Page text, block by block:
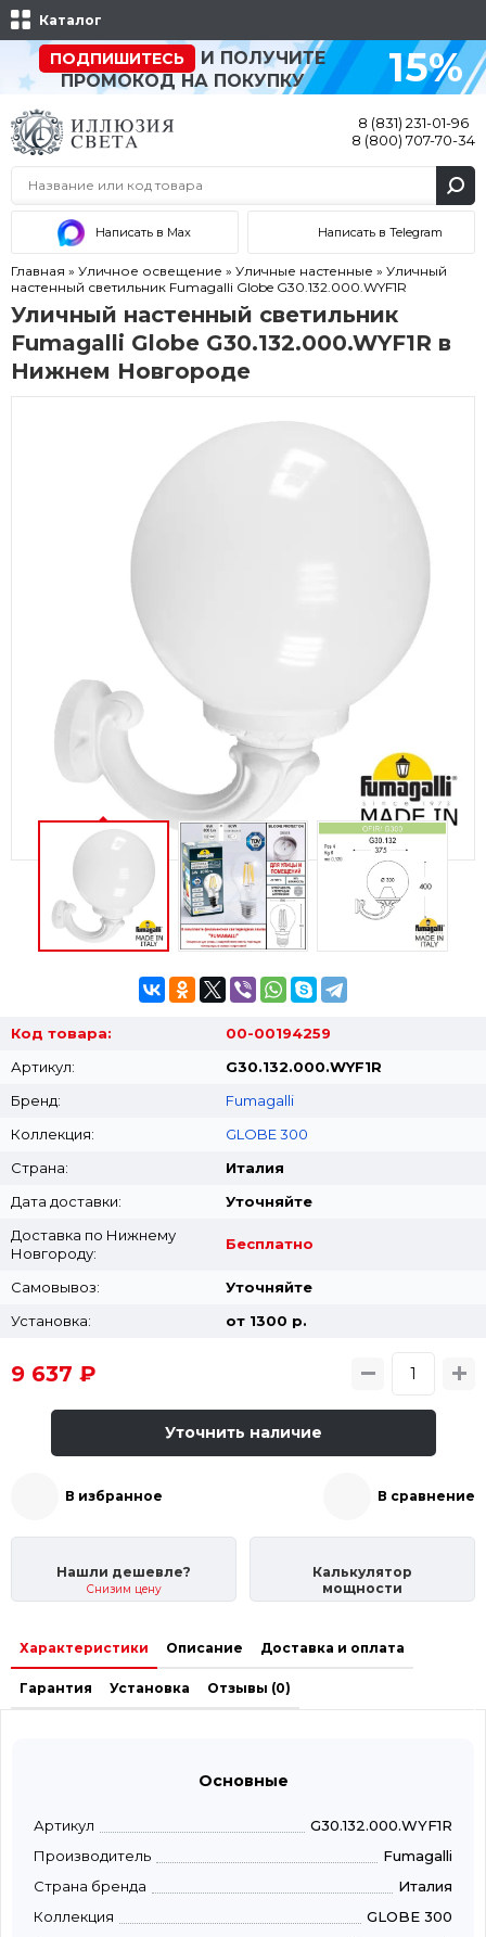
Каталог
ПОДПИШИТЕСЬ
И ПОЛУЧИТЕ
ПРОМОКОД НА ПОКУПКУ
15%
8 (831) 231-01-96
8 (800) 707-70-34
Написать в Max Написать в Telegram
Главная » Уличное освещение » Уличные настенные » Уличный
настенный светильник Fumagalli Globe G30.132.000.WYF1R
Уличный настенный светильник
Fumagalli Globe G30.132.000.WYF1R в
Нижнем Новгороде
Код товара:
00-00194259
Артикул:
G30.132.000.WYF1R
Бренд:
Fumagalli
Коллекция:
GLOBE 300
Страна:
Италия
Дата доставки:
Уточняйте
Доставка по Нижнему
Новгороду:
Бесплатно
Самовывоз:
Уточняйте
Установка:
от 1300 p.
9 637 ₽
Уточнить наличие
В избранное В сравнение
Нашли дешевле?
Снизим цену
Калькулятор
мощности
Характеристики Описание Доставка и оплата
Гарантия Установка Отзывы (0)
Основные
Артикул
G30.132.000.WYF1R
Производитель
Fumagalli
Страна бренда
Италия
Коллекция
GLOBE 300